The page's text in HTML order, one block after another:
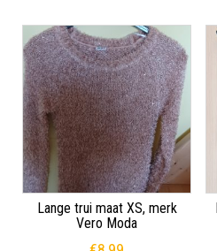
Lange trui maat XS, merk
Vero Moda